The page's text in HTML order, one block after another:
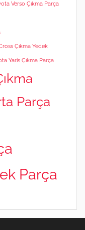
Verso Çıkma Parça
Çıkma Yedek
Yaris Çıkma Parça
Parça
Parça